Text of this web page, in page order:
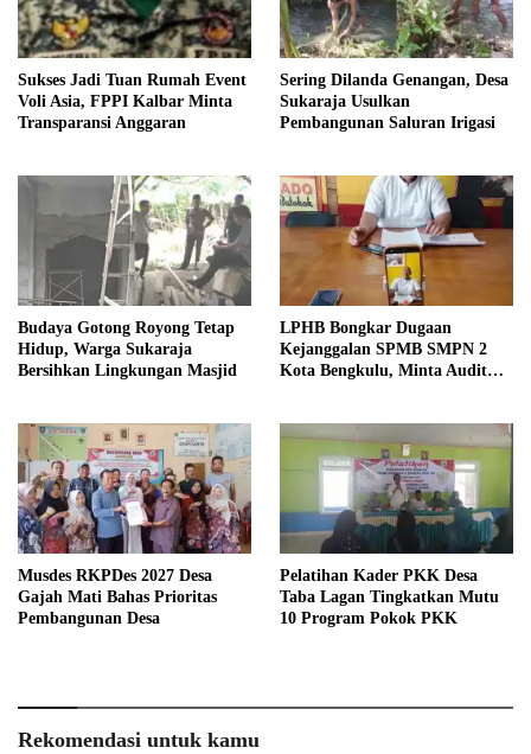
Sukses Jadi Tuan Rumah Event
Voli Asia, FPPI Kalbar Minta
Transparansi Anggaran
Sering Dilanda Genangan, Desa
Sukaraja Usulkan
Pembangunan Saluran Irigasi
Budaya Gotong Royong Tetap
Hidup, Warga Sukaraja
Bersihkan Lingkungan Masjid
LPHB Bongkar Dugaan
Kejanggalan SPMB SMPN 2
Kota Bengkulu, Minta Audit
Musdes RKPDes 2027 Desa
Gajah Mati Bahas Prioritas
Pembangunan Desa
Pelatihan Kader PKK Desa
Taba Lagan Tingkatkan Mutu
10 Program Pokok PKK
Rekomendasi untuk kamu